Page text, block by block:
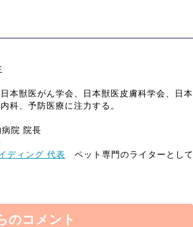
本獣医がん学会、日本獣医皮膚科学会、日本
科、予防医療に注力する。
院 院長
ディング 代表 ペット専門のライターとして
のコメント